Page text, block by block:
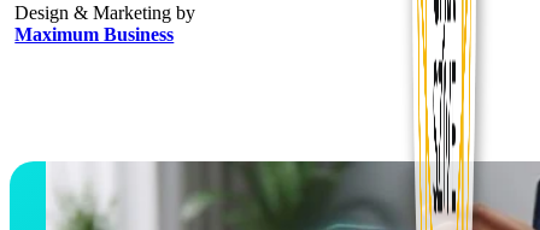
Design & Marketing by
Maximum Business